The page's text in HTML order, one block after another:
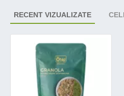
RECENT VIZUALIZATE